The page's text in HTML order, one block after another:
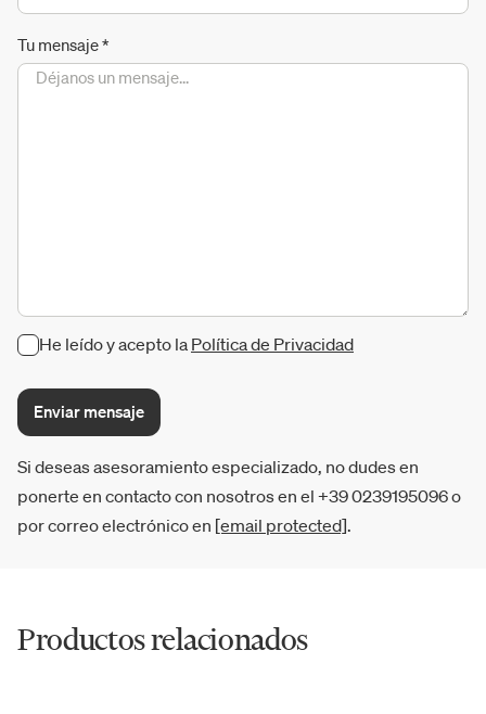
Tu mensaje*
He leído y acepto la Política de Privacidad
Enviar mensaje
Si deseas asesoramiento especializado, no dudes en
ponerte en contacto con nosotros en el +39 0239195096 o
por correo electrónico en [email protected].
Productos relacionados